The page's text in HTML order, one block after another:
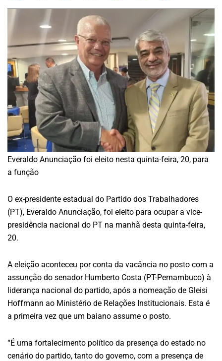
Everaldo Anunciação foi eleito nesta quinta-feira, 20, para
a função
O ex-presidente estadual do Partido dos Trabalhadores
(PT), Everaldo Anunciação, foi eleito para ocupar a vice-
presidência nacional do PT na manhã desta quinta-feira,
20.
A eleição aconteceu por conta da vacância no posto com a
assunção do senador Humberto Costa (PT-Pernambuco) à
liderança nacional do partido, após a nomeação de Gleisi
Hoffmann ao Ministério de Relações Institucionais. Esta é
a primeira vez que um baiano assume o posto.
“É uma fortalecimento político da presença do estado no
cenário do partido, tanto do governo, com a presença de